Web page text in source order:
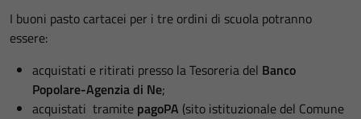
I buoni pasto cartacei per i tre ordini di scuola potranno
essere:
acquistati e ritirati presso la Tesoreria del Banco
Popolare-Agenzia di Ne;
acquistati tramite pagoPA (sito istituzionale del Comune